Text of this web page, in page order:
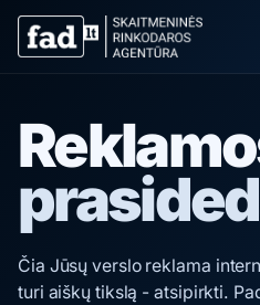
Čia Jūsų verslo reklama
turi aiškų tikslą - atsipirkti.